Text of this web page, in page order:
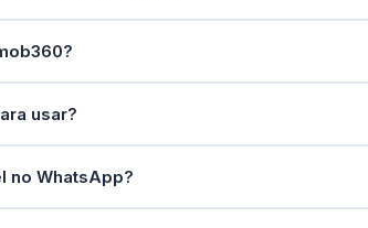
usar?
no WhatsApp?